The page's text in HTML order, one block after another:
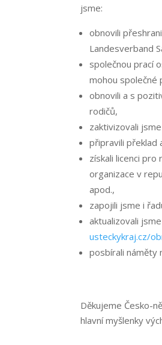
jsme:
obnovili
Landesverband
společnou prací
mohou společné
obnovili a s
rodičů,
zaktivizovali
připravili překlad
získali licenci pro
organizace v
apod.,
zapojili jsme i
aktualizovali
usteckykraj.cz/
posbírali náměty
Děkujeme Česko-
hlavní myšlenky